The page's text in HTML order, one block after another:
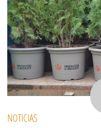
NOTICIAS